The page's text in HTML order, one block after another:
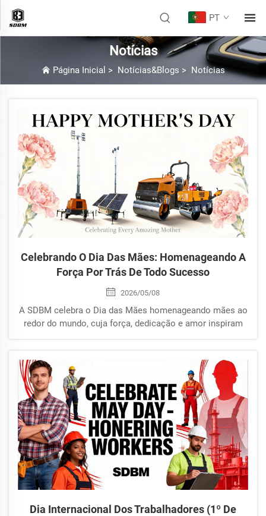
PT
Notícias
Página Inicial > Notícias&Blogs > Notícias
Celebrando O Dia Das Mães: Homenageando A
Força Por Trás De Todo Sucesso
2026/05/08
A SDBM celebra o Dia das Mães homenageando mães ao
redor do mundo, cuja força, dedicação e amor inspiram
Dia Internacional Dos Trabalhadores (1º De